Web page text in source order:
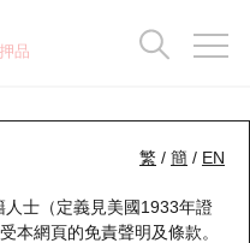
品
繁 / 簡 / EN
士（定義見美國1933年證
本網頁的免責聲明及條款。